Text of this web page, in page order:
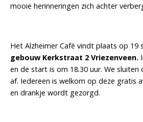
mooie herinneringen zich achter
Het Alzheimer Café vindt plaats op 19
gebouw Kerkstraat 2 Vriezenveen.
en de start is om 18.30 uur. We sluiten
af. Iedereen is welkom op deze gratis
en drankje wordt gezorgd.